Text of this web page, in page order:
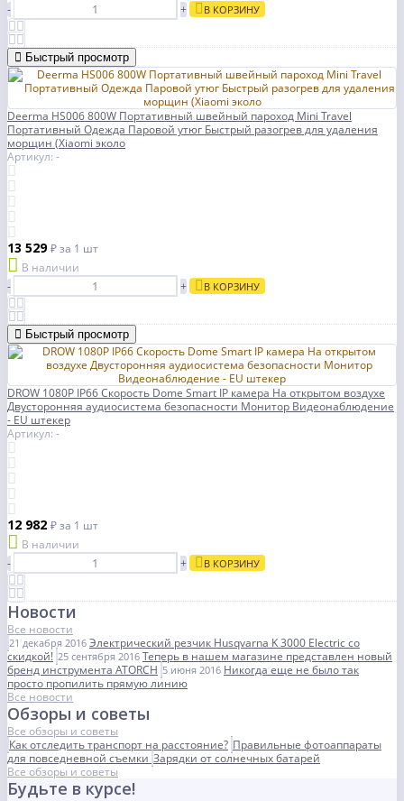
- + В КОРЗИНУ
Быстрый просмотр
Deerma HS006 800W Портативный швейный пароход Mini Travel
Портативный Одежда Паровой утюг Быстрый разогрев для удаления
морщин (Xiaomi эколо
Артикул: -
13 529₽за 1 шт
В наличии
-
+ В КОРЗИНУ
Быстрый просмотр
DROW 1080P IP66 Скорость Dome Smart IP камера На открытом воздухе
Двусторонняя аудиосистема безопасности Монитор Видеонаблюдение
- EU штекер
Артикул: -
12 982 ₽за 1 шт
В наличии
-
+ В КОРЗИНУ
Новости
Все новости
21 декабря 2016 Электрический резчик Husqvarna K 3000 Electric со
скидкой! 25 сентября 2016 Теперь в нашем магазине представлен новый
бренд инструмента ATORCH 5 июня 2016 Никогда еще не было так
просто пропилить прямую линию
Все новости
Обзоры и советы
Все обзоры и советы
Как отследить транспорт на расстояние? Правильные фотоаппараты
для повседневной съемки Зарядки от солнечных батарей
Все обзоры и советы
Будьте в курсе!